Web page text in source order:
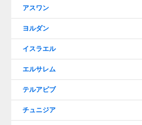
アスワン
ヨルダン
イスラエル
エルサレム
テルアビブ
チュニジア